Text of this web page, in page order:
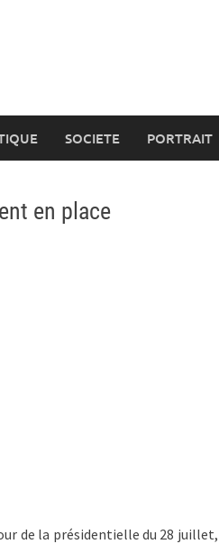
SOCIETE PORTRAIT
en place
de la présidentielle du 28 juillet,